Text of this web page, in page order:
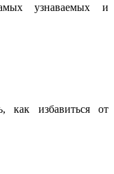
узнаваемых и
как избавиться от